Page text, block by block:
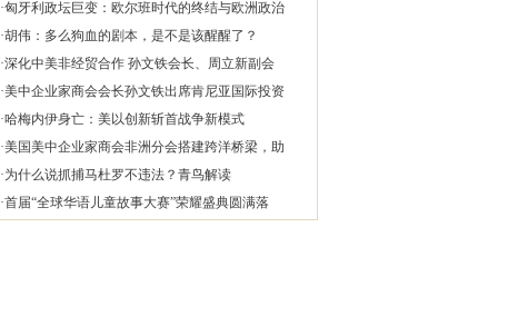
·匈牙利政坛巨变：欧尔班时代的终结与欧洲政治
·胡伟：多么狗血的剧本，是不是该醒醒了？
·深化中美非经贸合作 孙文铁会长、周立新副会
·美中企业家商会会长孙文铁出席肯尼亚国际投资
·哈梅内伊身亡：美以创新斩首战争新模式
·美国美中企业家商会非洲分会搭建跨洋桥梁，助
·为什么说抓捕马杜罗不违法？青鸟解读
·首届“全球华语儿童故事大赛”荣耀盛典圆满落